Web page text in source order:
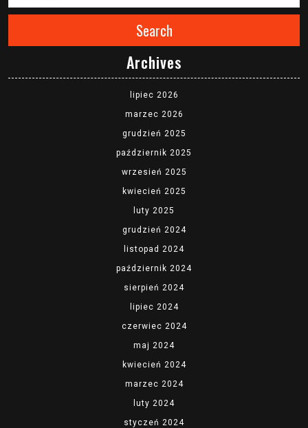
Search
Archives
lipiec 2026
marzec 2026
grudzień 2025
październik 2025
wrzesień 2025
kwiecień 2025
luty 2025
grudzień 2024
listopad 2024
październik 2024
sierpień 2024
lipiec 2024
czerwiec 2024
maj 2024
kwiecień 2024
marzec 2024
luty 2024
styczeń 2024